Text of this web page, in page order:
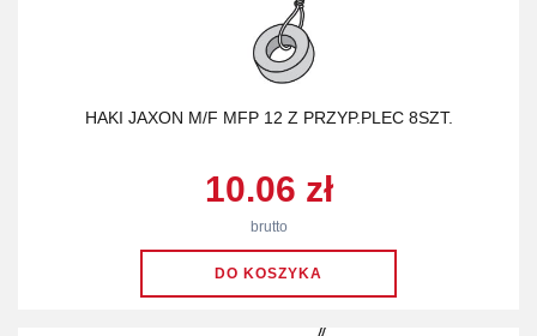
HAKI JAXON M/F MFP 12 Z PRZYP.PLEC 8SZT.
10.06 zł
brutto